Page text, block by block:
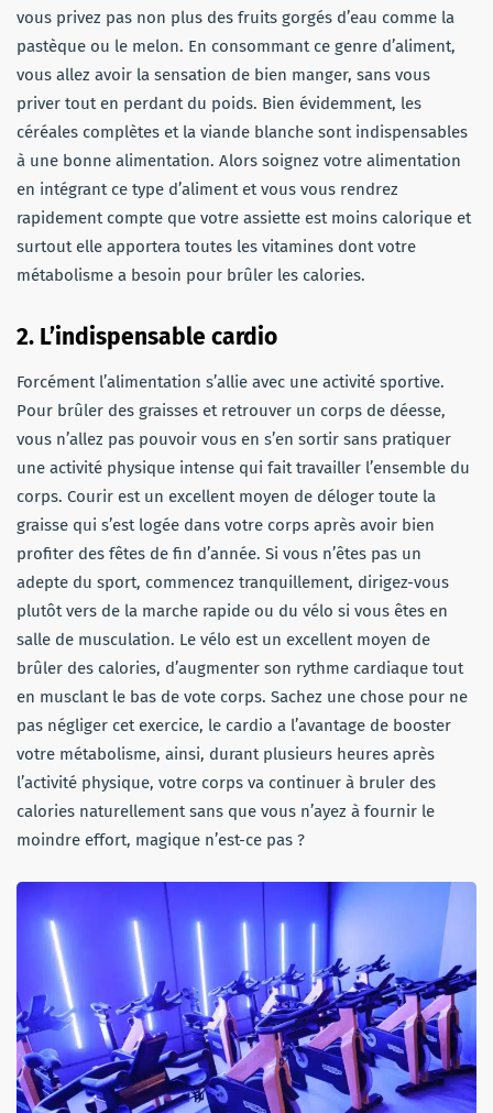
vous privez pas non plus des fruits gorgés d’eau comme la
pastèque ou le melon. En consommant ce genre d’aliment,
vous allez avoir la sensation de bien manger, sans vous
priver tout en perdant du poids. Bien évidemment, les
céréales complètes et la viande blanche sont indispensables
à une bonne alimentation. Alors soignez votre alimentation
en intégrant ce type d’aliment et vous vous rendrez
rapidement compte que votre assiette est moins calorique et
surtout elle apportera toutes les vitamines dont votre
métabolisme a besoin pour brûler les calories.
2. L’indispensable cardio
Forcément l’alimentation s’allie avec une activité sportive.
Pour brûler des graisses et retrouver un corps de déesse,
vous n’allez pas pouvoir vous en s’en sortir sans pratiquer
une activité physique intense qui fait travailler l’ensemble du
corps. Courir est un excellent moyen de déloger toute la
graisse qui s’est logée dans votre corps après avoir bien
profiter des fêtes de fin d’année. Si vous n’êtes pas un
adepte du sport, commencez tranquillement, dirigez-vous
plutôt vers de la marche rapide ou du vélo si vous êtes en
salle de musculation. Le vélo est un excellent moyen de
brûler des calories, d’augmenter son rythme cardiaque tout
en musclant le bas de vote corps. Sachez une chose pour ne
pas négliger cet exercice, le cardio a l’avantage de booster
votre métabolisme, ainsi, durant plusieurs heures après
l’activité physique, votre corps va continuer à bruler des
calories naturellement sans que vous n’ayez à fournir le
moindre effort, magique n’est-ce pas ?